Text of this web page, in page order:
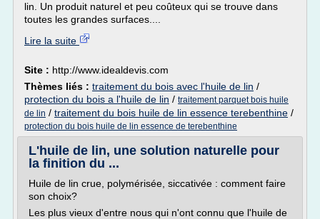
lin. Un produit naturel et peu coûteux qui se trouve dans
toutes les grandes surfaces....
Lire la suite
Site : http://www.idealdevis.com
Thèmes liés : traitement du bois avec l'huile de lin /
protection du bois a l'huile de lin / traitement parquet bois huile
de lin / traitement du bois huile de lin essence terebenthine /
protection du bois huile de lin essence de terebenthine
L'huile de lin, une solution naturelle pour
la finition du ...
Huile de lin crue, polymérisée, siccativée : comment faire
son choix?
Les plus vieux d'entre nous qui n'ont connu que l'huile de